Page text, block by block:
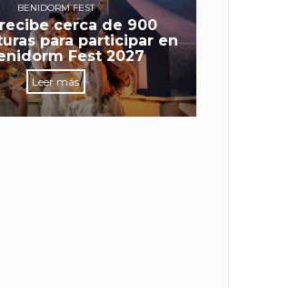
BENIDORM FEST
recibe cerca de 900
para participar en
Fest 2027
Leer más